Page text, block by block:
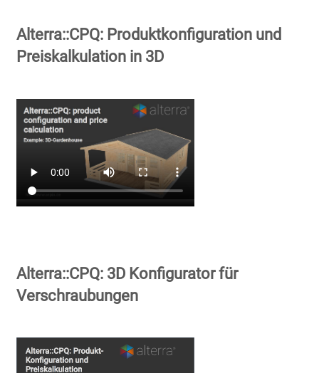
Alterra::CPQ: Produktkonfiguration und
Preiskalkulation in 3D
Alterra::CPQ: 3D Konfigurator für
Verschraubungen